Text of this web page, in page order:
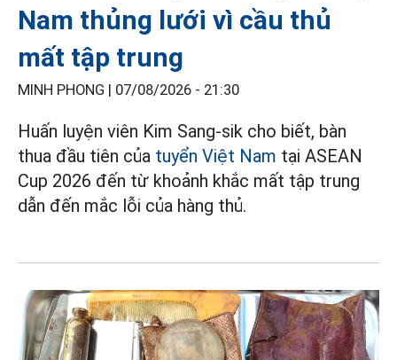
Nam thủng lưới vì cầu thủ
mất tập trung
MINH PHONG | 07/08/2026 - 21:30
Huấn luyện viên Kim Sang-sik cho biết, bàn
thua đầu tiên của tuyển Việt Nam tại ASEAN
Cup 2026 đến từ khoảnh khắc mất tập trung
dẫn đến mắc lỗi của hàng thủ.